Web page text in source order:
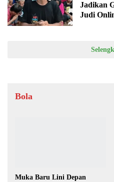
Jadikan
Judi
Bola
Muka Baru Lini Depan